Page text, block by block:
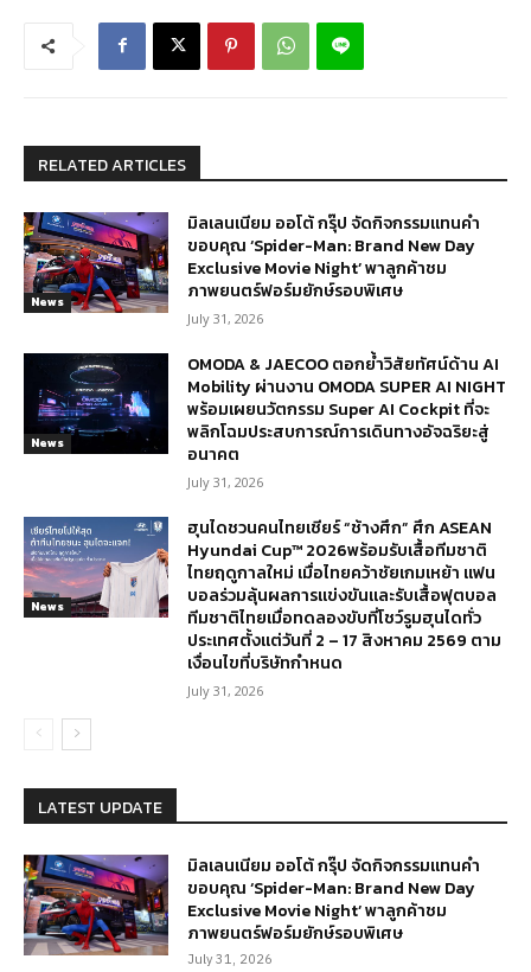
RELATED ARTICLES
News
มิลเลนเนียม ออโต้ กรุ๊ป จัดกิจกรรมแทนคำ
ขอบคุณ ‘Spider-Man: Brand New Day
Exclusive Movie Night’ พาลูกค้าชม
ภาพยนตร์ฟอร์มยักษ์รอบพิเศษ
July 31, 2026
News
OMODA & JAECOO ตอกย้ำวิสัยทัศน์ด้าน AI
Mobility ผ่านงาน OMODA SUPER AI NIGHT
พร้อมเผยนวัตกรรม Super AI Cockpit ที่จะ
พลิกโฉมประสบการณ์การเดินทางอัจฉริยะสู่
อนาคต
July 31, 2026
News
ฮุนไดชวนคนไทยเชียร์ “ช้างศึก” ศึก ASEAN
Hyundai Cup™ 2026พร้อมรับเสื้อทีมชาติ
ไทยฤดูกาลใหม่ เมื่อไทยคว้าชัยเกมเหย้า แฟน
บอลร่วมลุ้นผลการแข่งขันและรับเสื้อฟุตบอล
ทีมชาติไทยเมื่อทดลองขับที่โชว์รูมฮุนไดทั่ว
ประเทศตั้งแต่วันที่ 2 – 17 สิงหาคม 2569 ตาม
เงื่อนไขที่บริษัทกำหนด
July 31, 2026
LATEST UPDATE
มิลเลนเนียม ออโต้ กรุ๊ป จัดกิจกรรมแทนคำ
ขอบคุณ ‘Spider-Man: Brand New Day
Exclusive Movie Night’ พาลูกค้าชม
ภาพยนตร์ฟอร์มยักษ์รอบพิเศษ
July 31, 2026